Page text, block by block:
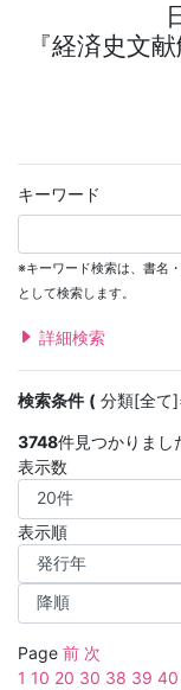
『経済史文
キーワード
※キーワード検索は、書名
として検索します。
詳細検索
検索条件 分類[全て
3748件見つかりまし
表示数
表示順
Page 前 次
1 10 20 30 38 39 40